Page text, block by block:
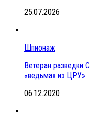
25.07.2026
Шпионаж
Ветеран разведки
«ведьмах из ЦРУ»
06.12.2020